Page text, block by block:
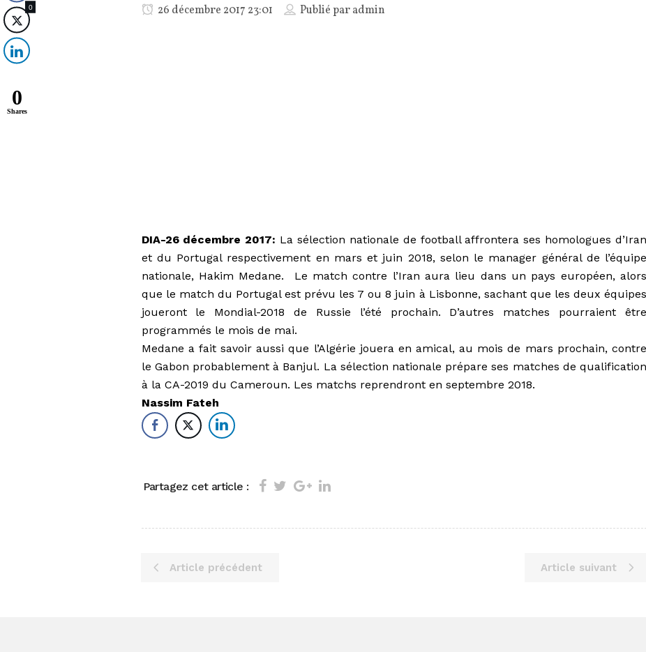
26 décembre 2017 23:01 Publié paradmin
DIA-26 décembre 2017: La sélection nationale de football affrontera ses homologues d’Iran
et du Portugal respectivement en mars et juin 2018, selon le manager général de l’équipe
nationale, Hakim Medane. Le match contre l’Iran aura lieu dans un pays européen, alors
que le match du Portugal est prévu les 7 ou 8 juin à Lisbonne, sachant que les deux équipes
joueront le Mondial-2018 de Russie l’été prochain. D’autres matches pourraient être
programmés le mois de mai.
Medane a fait savoir aussi que l’Algérie jouera en amical, au mois de mars prochain, contre
le Gabon probablement à Banjul. La sélection nationale prépare ses matches de qualification
à la CA-2019 du Cameroun. Les matchs reprendront en septembre 2018.
Nassim Fateh
Partagez cet article :
Article précédent Article suivant
0
0
Shares